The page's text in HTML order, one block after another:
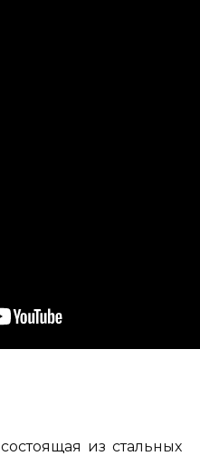
состоящая из стальных